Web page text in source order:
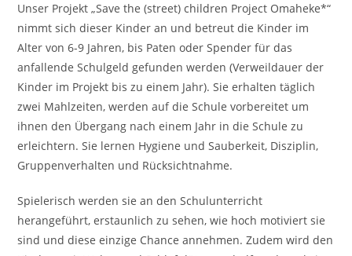
Unser Projekt „Save the (street) children Project Omaheke*“
nimmt sich dieser Kinder an und betreut die Kinder im
Alter von 6-9 Jahren, bis Paten oder Spender für das
anfallende Schulgeld gefunden werden (Verweildauer der
Kinder im Projekt bis zu einem Jahr). Sie erhalten täglich
zwei Mahlzeiten, werden auf die Schule vorbereitet um
ihnen den Übergang nach einem Jahr in die Schule zu
erleichtern. Sie lernen Hygiene und Sauberkeit, Disziplin,
Gruppenverhalten und Rücksichtnahme.
Spielerisch werden sie an den Schulunterricht
herangeführt, erstaunlich zu sehen, wie hoch motiviert sie
sind und diese einzige Chance annehmen. Zudem wird den